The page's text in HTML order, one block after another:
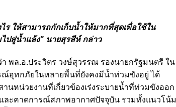
ให้สามารถกักเก็บน้ำให้มากที่สุดเพื่อใช้ใน
ปสู่น้ำแล้ง" นายสุรสีห์ กล่าว
พล.อ.ประวิตร วงษ์สุวรรณ รองนายกรัฐมนตรี ใน
อุทกภัยในหลายพื้นที่ยังคงมีน้ำท่วมขังอยู่ ได้
นหน่วยงานที่เกี่ยวข้องเร่งระบายน้ำที่ท่วมขังออก
ละคาดการณ์สภาพอากาศปัจจุบัน รวมทั้งแนวโน้ม